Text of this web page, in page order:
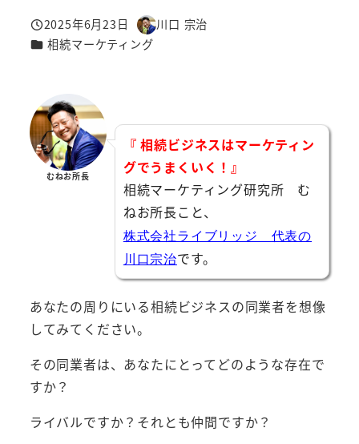
投稿日
2025年6月23日
著
者
川口 宗治
カテゴリー
相続マーケティング
むねお所長
『 相続ビジネスはマーケティン
グでうまくいく！』
相続マーケティング研究所 む
ねお所長こと、
株式会社ライブリッジ 代表の
川口宗治です。
あなたの周りにいる相続ビジネスの同業者を想像
してみてください。
その同業者は、あなたにとってどのような存在で
すか？
ライバルですか？それとも仲間ですか？